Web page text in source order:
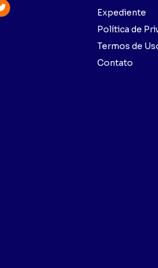
Expediente
Política de
Termos de
Contato